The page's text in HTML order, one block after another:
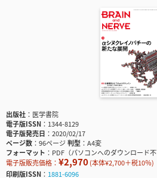
出版社
医学書院
電子版ISSN
1344-8129
電子版発売日
2020/02/17
ページ数
96ページ判型
A4変
フォーマット
PDF（パソコンへのダウンロード不
電子版販売価格： ¥2,970(本体¥2,700＋税10％)
印刷版ISSN
1881-6096